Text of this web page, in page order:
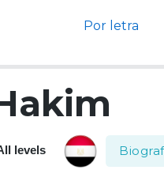
Por letra
levels